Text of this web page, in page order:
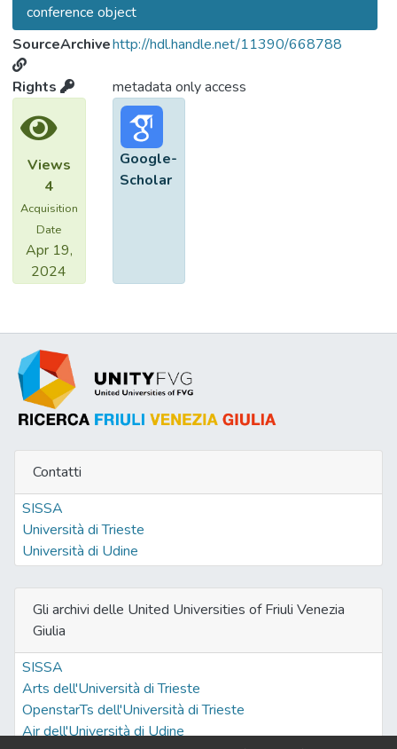
conference object
SourceArchivehttp://hdl.handle.net/11390/668788
Rights metadata only access
Views
4
Acquisition
Date
Apr 19,
2024
Google-
Scholar
Contatti
SISSA
Università di Trieste
Università di Udine
Gli archivi delle United Universities of Friuli Venezia
Giulia
SISSA
Arts dell'Università di Trieste
OpenstarTs dell'Università di Trieste
Air dell'Università di Udine